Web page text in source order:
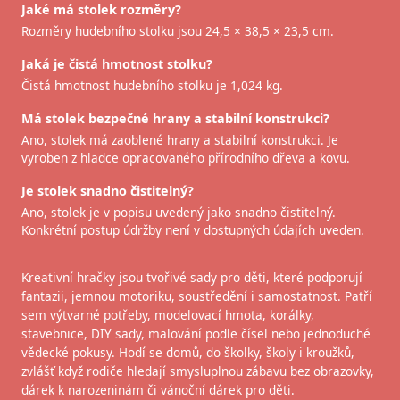
Jaké má stolek rozměry?
Rozměry hudebního stolku jsou 24,5 × 38,5 × 23,5 cm.
Jaká je čistá hmotnost stolku?
Čistá hmotnost hudebního stolku je 1,024 kg.
Má stolek bezpečné hrany a stabilní konstrukci?
Ano, stolek má zaoblené hrany a stabilní konstrukci. Je
vyroben z hladce opracovaného přírodního dřeva a kovu.
Je stolek snadno čistitelný?
Ano, stolek je v popisu uvedený jako snadno čistitelný.
Konkrétní postup údržby není v dostupných údajích uveden.
Kreativní hračky jsou tvořivé sady pro děti, které podporují
fantazii, jemnou motoriku, soustředění i samostatnost. Patří
sem výtvarné potřeby, modelovací hmota, korálky,
stavebnice, DIY sady, malování podle čísel nebo jednoduché
vědecké pokusy. Hodí se domů, do školky, školy i kroužků,
zvlášť když rodiče hledají smysluplnou zábavu bez obrazovky,
dárek k narozeninám či vánoční dárek pro děti.